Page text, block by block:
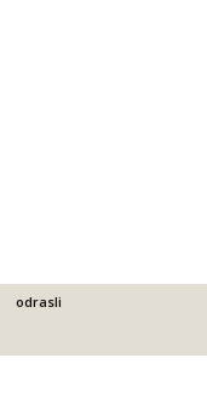
odrasli